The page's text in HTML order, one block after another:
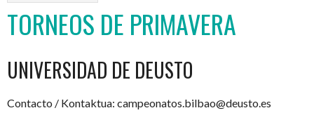
TORNEOS DE PRIMAVERA
UNIVERSIDAD DE DEUSTO
Contacto / Kontaktua: campeonatos.bilbao@deusto.es